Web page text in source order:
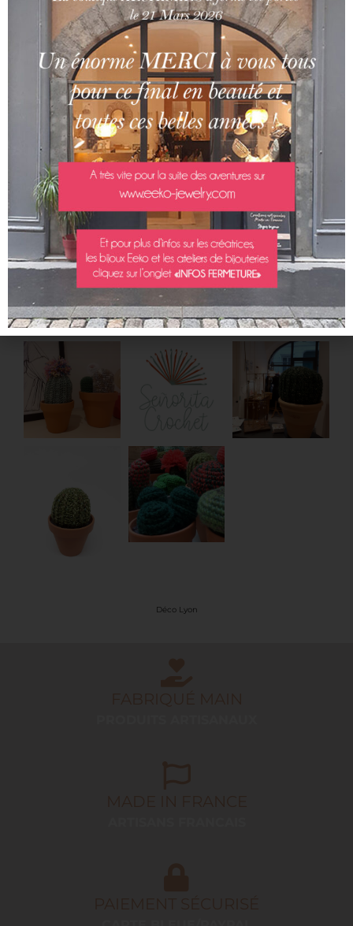
SENORITA CROCHET
Senorita Crochetest née des mains de Belen,
une Lyonnaise née à Madrid, ville du sud et des
couleurs et ça se ressent dans ses créations
colorées et pétillantes !
Elle commence le crochet à l’âge de 9 ans avec
une amie de sa grand-mère et depuis ne
s’arrête plus de crocheter de petits ou grands
cactus colorés!
Une idée de déco originale fabriquée à la main à
Lyon.
voir ses produits
Déco Lyon